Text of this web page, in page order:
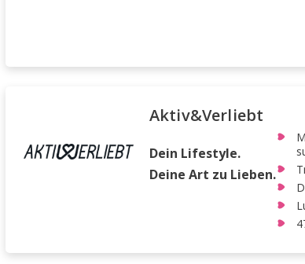
Aktiv&Verliebt
Dein Lifestyle.
Deine Art zu Lieben.